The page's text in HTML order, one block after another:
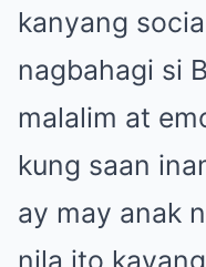
kanyang
nagbahagi si
malalim at
kung saan
ay may anak
nila ito